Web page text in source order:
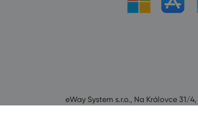
eWay System s.r.o., Na Královce 31/